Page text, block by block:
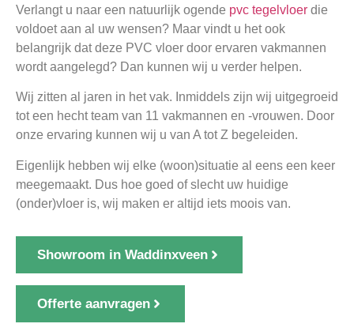
Verlangt u naar een natuurlijk ogende pvc tegelvloer die
voldoet aan al uw wensen? Maar vindt u het ook
belangrijk dat deze PVC vloer door ervaren vakmannen
wordt aangelegd? Dan kunnen wij u verder helpen.
Wij zitten al jaren in het vak. Inmiddels zijn wij uitgegroeid
tot een hecht team van 11 vakmannen en -vrouwen. Door
onze ervaring kunnen wij u van A tot Z begeleiden.
Eigenlijk hebben wij elke (woon)situatie al eens een keer
meegemaakt. Dus hoe goed of slecht uw huidige
(onder)vloer is, wij maken er altijd iets moois van.
Showroom in Waddinxveen
Offerte aanvragen